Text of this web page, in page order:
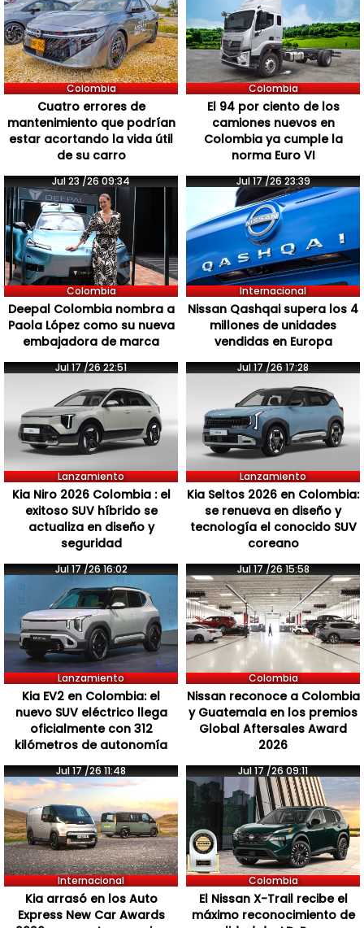
Colombia
Cuatro errores de
mantenimiento que podrían
estar acortando la vida útil
de su carro
Colombia
El 94 por ciento de los
camiones nuevos en
Colombia ya cumple la
norma Euro VI
Jul 23 /26 09:34
Colombia
Deepal Colombia nombra a
Paola López como su nueva
embajadora de marca
Jul 17 /26 23:39
Internacional
Nissan Qashqai supera los 4
millones de unidades
vendidas en Europa
Jul 17 /26 22:51
Lanzamiento
Kia Niro 2026 Colombia : el
exitoso SUV híbrido se
actualiza en diseño y
seguridad
Jul 17 /26 17:28
Lanzamiento
Kia Seltos 2026 en Colombia:
se renueva en diseño y
tecnología el conocido SUV
coreano
Jul 17 /26 16:02
Lanzamiento
Kia EV2 en Colombia: el
nuevo SUV eléctrico llega
oficialmente con 312
kilómetros de autonomía
Jul 17 /26 15:58
Colombia
Nissan reconoce a Colombia
y Guatemala en los premios
Global Aftersales Award
2026
Jul 17 /26 11:48
Internacional
Kia arrasó en los Auto
Express New Car Awards
Jul 17 /26 09:11
Colombia
El Nissan X-Trail recibe el
máximo reconocimiento de